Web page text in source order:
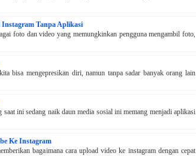
Tanpa Aplikasi
foto dan video yang memungkinkan pengguna mengambil foto,
bisa mengepresikan diri, namun tanpa sadar banyak orang lain
saat ini sedang naik daun media sosial ini memang menjadi aplikasi
Ke Instagram
bagaimana cara upload video ke instagram dengan cepat